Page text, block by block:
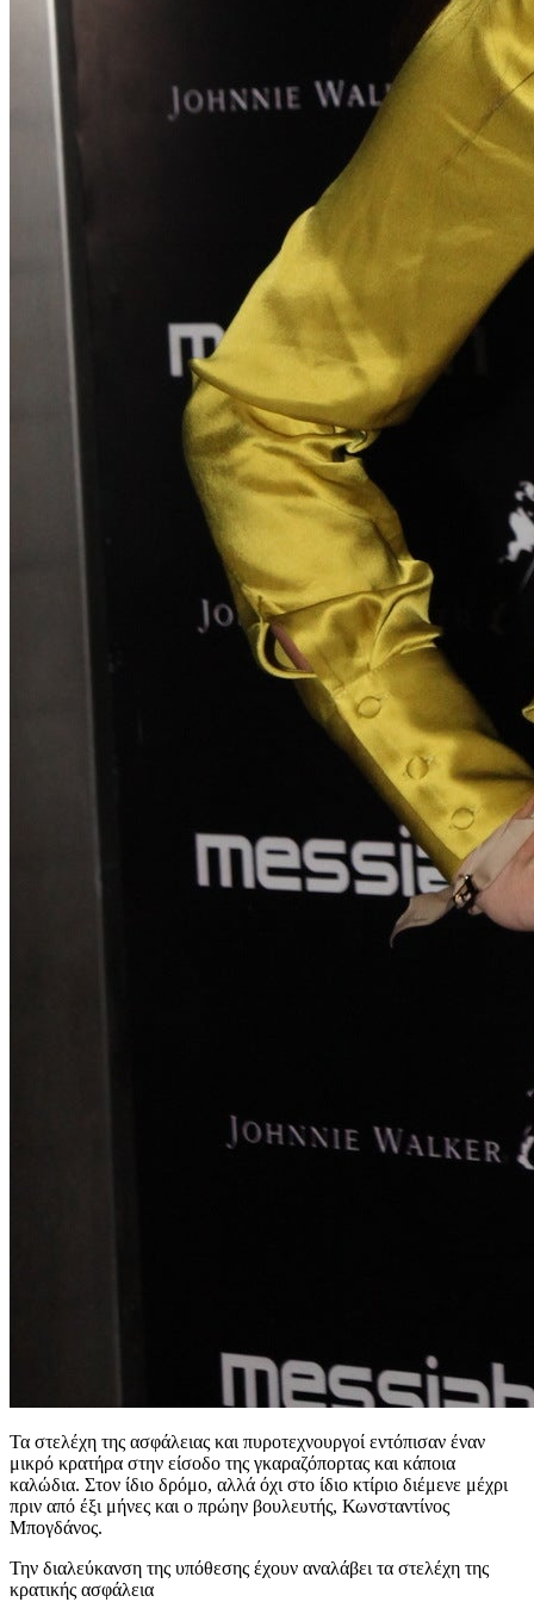
Τα στελέχη της ασφάλειας και πυροτεχνουργοί εντόπισαν έναν
μικρό κρατήρα στην είσοδο της γκαραζόπορτας και κάποια
καλώδια. Στον ίδιο δρόμο, αλλά όχι στο ίδιο κτίριο διέμενε μέχρι
πριν από έξι μήνες και ο πρώην βουλευτής, Κωνσταντίνος
Μπογδάνος.
Την διαλεύκανση της υπόθεσης έχουν αναλάβει τα στελέχη της
κρατικής ασφάλεια